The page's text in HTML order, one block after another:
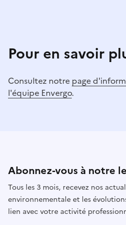
Pour en savoir
Consultez notre page
l'équipe Envergo.
Abonnez-vous à notre
Tous les 3 mois, recevez nos
environnementale et les
lien avec votre activité